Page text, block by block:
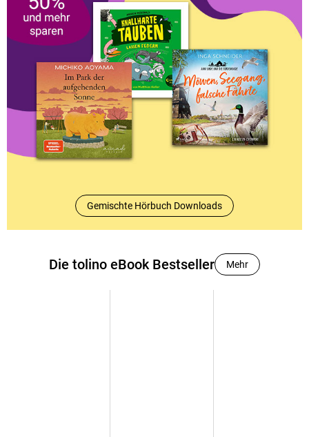
Gemischte Hörbuch Downloads
Die tolino eBook Bestseller Mehr